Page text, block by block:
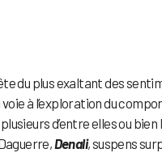
du plus exaltant des
à l’exploration du
d’entre elles ou
Denali, suspens